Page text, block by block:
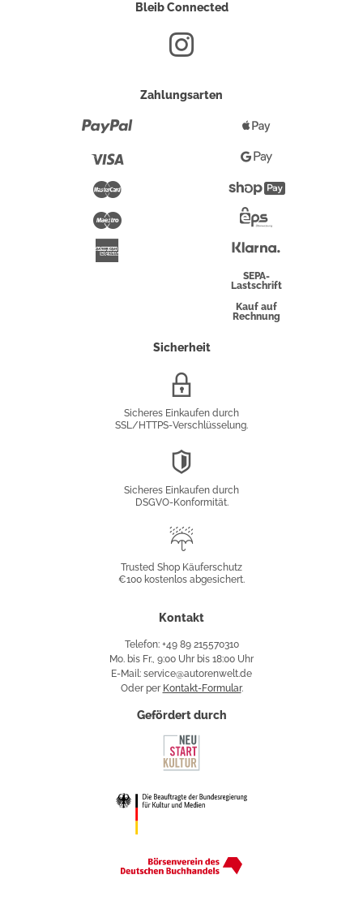
Bleib Connected
Zahlungsarten
Maestro
Pay
Google
Pay
Überweisung
SEPA-
Lastschrift
Kauf auf
Rechnung
Sicherheit
Sicheres Einkaufen durch
SSL/HTTPS-Verschlüsselung.
Sicheres Einkaufen durch
DSGVO-Konformität.
Käuferschutz
Trusted Shop Käuferschutz
€100 kostenlos abgesichert.
Kontakt
Telefon: +49 89 215570310
Mo. bis Fr., 9:00 Uhr bis 18:00 Uhr
E-Mail: service@autorenwelt.de
Oder per Kontakt-Formular.
Gefördert durch